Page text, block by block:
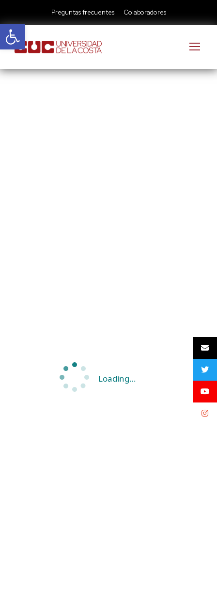
Abrir barra de herramientas
Preguntas frecuentes Colaboradores